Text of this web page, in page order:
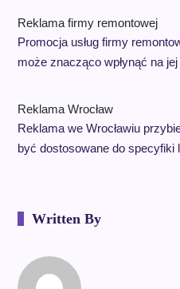
Reklama firmy remontowej
Promocja usług firmy
może znacząco wpłynąć na
Reklama Wrocław
Reklama we Wrocławiu
być dostosowane do
Written By